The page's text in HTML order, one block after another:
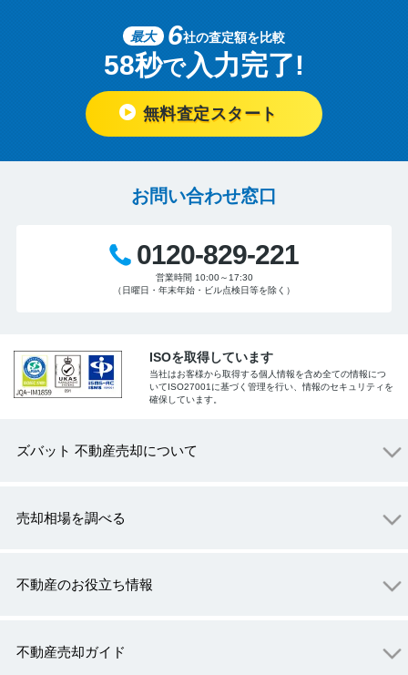
最大 6社の査定額を比較
58秒で入力完了!
無料査定スタート
お問い合わせ窓口
0120-829-221
営業時間 10:00～17:30
（日曜日・年末年始・ビル点検日等を除く）
ISOを取得しています
当社はお客様から取得する個人情報を含め全ての情報につ
いてISO27001に基づく管理を行い、情報のセキュリティを
確保しています。
ズバット 不動産売却について
売却相場を調べる
不動産のお役立ち情報
不動産売却ガイド